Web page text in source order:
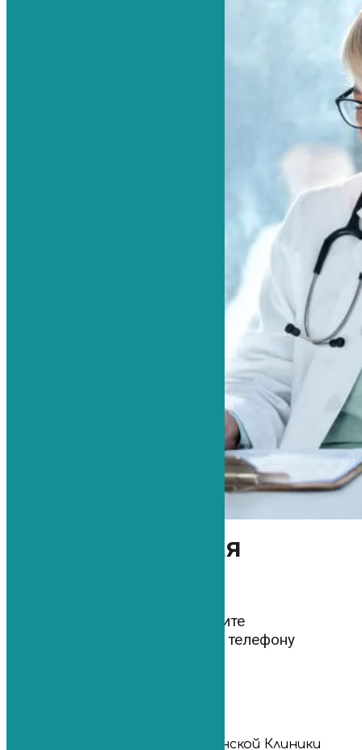
Беспокоит данная
Звоните прямо сейчас и получите
консультацию по телефону
Специалисты Первой Медицинской Клиники